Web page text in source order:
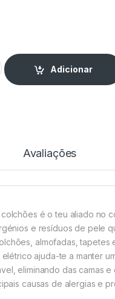
AP2501 quantity
Adicionar
Avaliações
é o teu aliado no
e resíduos de pele
almofadas, tapetes
ajuda-te a manter
eliminando das camas e
causas de alergias e